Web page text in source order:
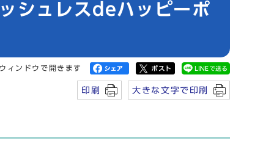
シュレスdeハッピーポ
ィンドウで開きます
印刷 大きな文字で印刷